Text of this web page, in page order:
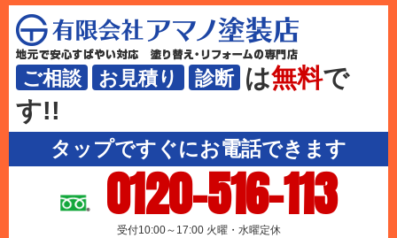
ご相談 お見積り 診断 は無料で
す!!
タップですぐにお電話できます
0120-516-113
受付10:00～17:00 火曜・水曜定休